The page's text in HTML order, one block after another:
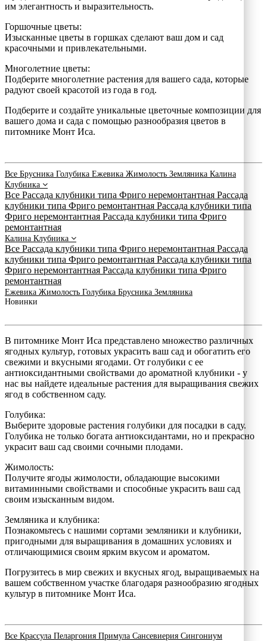
им элегантность и выразительность.
Горшочные цветы:
Изысканные цветы в горшках сделают ваш дом и сад
красочными и привлекательными.
Многолетние цветы:
Подберите многолетние растения для вашего сада, которые
радуют своей красотой из года в год.
Подберите и создайте уникальные цветочные композиции для
вашего дома и сада с помощью разнообразия цветов в
питомнике Монт Иса.
Все Брусника Голубика Ежевика Жимолость Земляника Калина
Клубника
Все Рассада клубники типа Фриго неремонтантная Рассада
клубники типа Фриго ремонтантная Рассада клубники типа
Фриго неремонтантная Рассада клубники типа Фриго
ремонтантная
Калина Клубника
Все Рассада клубники типа Фриго неремонтантная Рассада
клубники типа Фриго ремонтантная Рассада клубники типа
Фриго неремонтантная Рассада клубники типа Фриго
ремонтантная
Ежевика Жимолость Голубика Брусника Земляника
Новинки
В питомнике Монт Иса представлено множество различных
ягодных культур, готовых украсить ваш сад и обогатить его
свежими и вкусными ягодами. От голубики с ее
антиоксидантными свойствами до ароматной клубники - у
нас вы найдете идеальные растения для выращивания свежих
ягод в собственном саду.
Голубика:
Выберите здоровые растения голубики для посадки в саду.
Голубика не только богата антиоксидантами, но и прекрасно
украсит ваш сад своими сочными плодами.
Жимолость:
Получите ягоды жимолости, обладающие высокими
витаминными свойствами и способные украсить ваш сад
своим изысканным видом.
Земляника и клубника:
Познакомьтесь с нашими сортами земляники и клубники,
пригодными для выращивания в домашних условиях и
отличающимися своим ярким вкусом и ароматом.
Погрузитесь в мир свежих и вкусных ягод, выращиваемых на
вашем собственном участке благодаря разнообразию ягодных
культур в питомнике Монт Иса.
Все Крассула Пеларгония Примула Сансевиерия Сингониум